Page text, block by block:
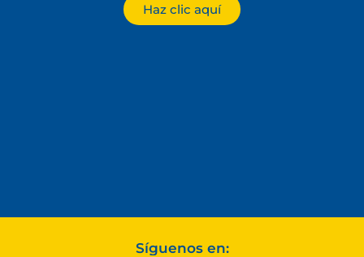
Haz clic aquí
Síguenos en: